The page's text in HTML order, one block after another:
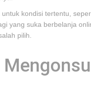
kondisi tertentu,
yang suka berbelanja
pilih.